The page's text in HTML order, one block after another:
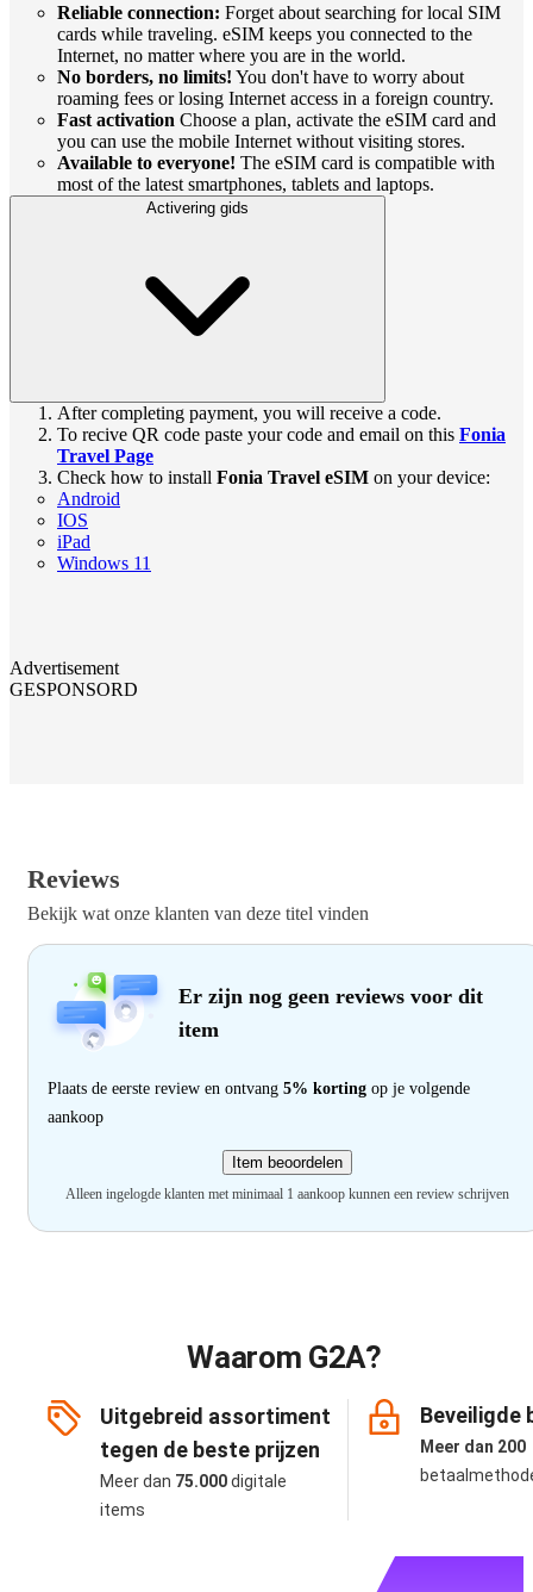
Reliable connection: Forget about searching for local SIM
cards while traveling. eSIM keeps you connected to the
Internet, no matter where you are in the world.
No borders, no limits! You don't have to worry about
roaming fees or losing Internet access in a foreign country.
Fast activation Choose a plan, activate the eSIM card and
you can use the mobile Internet without visiting stores.
Available to everyone! The eSIM card is compatible with
most of the latest smartphones, tablets and laptops.
Activering gids
After completing payment, you will receive a code.
To recive QR code paste your code and email on this Fonia
Travel Page
Check how to install Fonia Travel eSIM on your device:
Android
IOS
iPad
Windows 11
Advertisement
GESPONSORD
Reviews
Bekijk wat onze klanten van deze titel vinden
Er zijn nog geen reviews voor dit
item
Plaats de eerste review en ontvang 5% korting op je volgende
aankoop
Item beoordelen
Alleen ingelogde klanten met minimaal 1 aankoop kunnen een review schrijven
Waarom G2A?
Uitgebreid assortiment
tegen de beste prijzen
Meer dan 75.000digitale
items
Beveiligde
Meer dan 200